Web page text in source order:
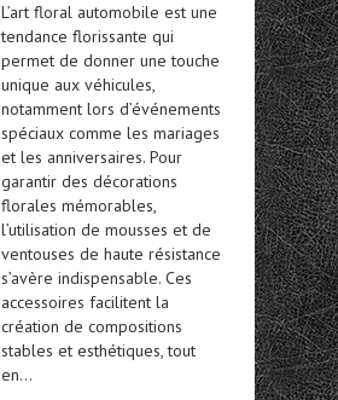
L’art floral automobile est une
tendance florissante qui
permet de donner une touche
unique aux véhicules,
notamment lors d’événements
spéciaux comme les mariages
et les anniversaires. Pour
garantir des décorations
florales mémorables,
l’utilisation de mousses et de
ventouses de haute résistance
s’avère indispensable. Ces
accessoires facilitent la
création de compositions
stables et esthétiques, tout
en…